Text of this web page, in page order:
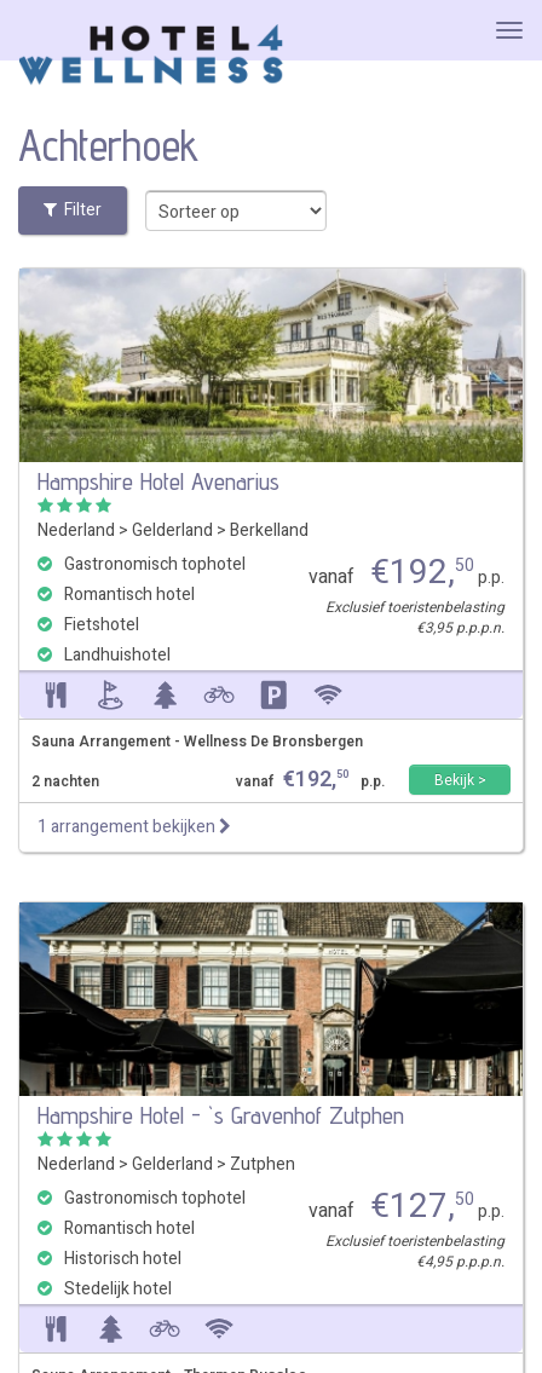
Achterhoek
Filter
Hampshire Hotel Avenarius
Nederland >Gelderland >Berkelland
Gastronomisch tophotel
Romantisch hotel
Fietshotel
Landhuishotel
vanaf €192,50p.p.
Exclusief toeristenbelasting
€3,95 p.p.p.n.
Sauna Arrangement - Wellness De Bronsbergen
2 nachten
vanaf €192,50 p.p. Bekijk >
1 arrangement bekijken
Hampshire Hotel - `s Gravenhof Zutphen
Nederland >Gelderland > Zutphen
Gastronomisch tophotel
Romantisch hotel
Historisch hotel
Stedelijk hotel
vanaf €127,50p.p.
Exclusief toeristenbelasting
€4,95 p.p.p.n.